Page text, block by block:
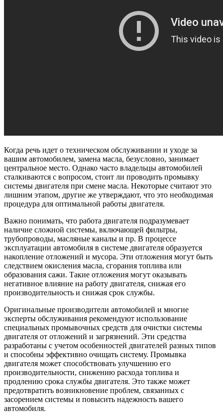
Когда речь идет о техническом обслуживании и уходе за
вашим автомобилем, замена масла, безусловно, занимает
центральное место. Однако часто владельцы автомобилей
сталкиваются с вопросом, стоит ли проводить промывку
системы двигателя при смене масла. Некоторые считают это
лишним этапом, другие же утверждают, что это необходимая
процедура для оптимальной работы двигателя.
Важно понимать, что работа двигателя подразумевает
наличие сложной системы, включающей фильтры,
трубопроводы, масляные каналы и пр. В процессе
эксплуатации автомобиля в системе двигателя образуется
накопление отложений и мусора. Эти отложения могут быть
следствием окисления масла, сгорания топлива или
образования сажи. Такие отложения могут оказывать
негативное влияние на работу двигателя, снижая его
производительность и снижая срок службы.
Оригинальные производители автомобилей и многие
эксперты обслуживания рекомендуют использование
специальных промывочных средств для очистки системы
двигателя от отложений и загрязнений. Эти средства
разработаны с учетом особенностей двигателей разных типов
и способны эффективно очищать систему. Промывка
двигателя может способствовать улучшению его
производительности, снижению расхода топлива и
продлению срока службы двигателя. Это также может
предотвратить возникновение проблем, связанных с
засорением системы и повысить надежность вашего
автомобиля.